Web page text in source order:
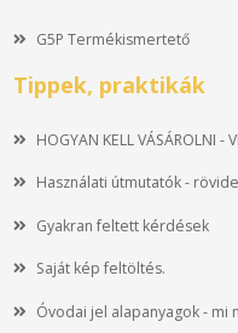
G5P Termékismertető
Tippek, praktikák
HOGYAN KELL VÁSÁROLNI -
Használati útmutatók -
Gyakran feltett kérdések
Saját kép feltöltés.
Óvodai jel alapanyagok - mi